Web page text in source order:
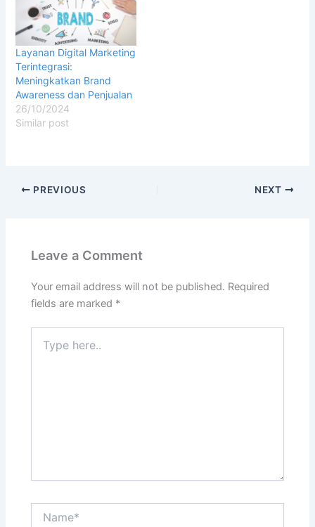
Layanan Digital Marketing
Terintegrasi:
Meningkatkan Brand
Awareness dan Penjualan
26/10/2024
Similar post
PREVIOUS NEXT
Leave a Comment
Your email address will not be published. Required
fields are marked *
here..